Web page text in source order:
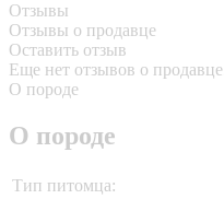
Отзывы
Отзывы о продавце
Оставить отзыв
Еще нет отзывов о
О породе
О породе
Тип питомца: